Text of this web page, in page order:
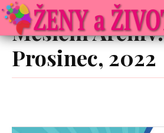
Měsíční Archiv:
Prosinec, 2022
Archive